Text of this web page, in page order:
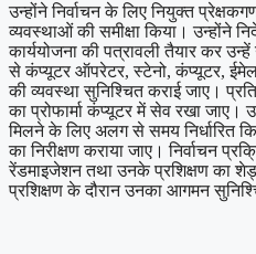
उन्होंने निर्वाचन के लिए नियुक्त
व्यवस्थाओं की समीक्षा किया। उन्होंने
कार्ययोजना की पत्रावली तैयार कर
से कंप्यूटर ऑपरेटर, स्टेनो, कंप्यूटर, ईमेल
की व्यवस्था सुनिश्चित कराई जाए।
का प्रोफार्मा कंप्यूटर में सेव रखा
मिलने के लिए अलग से समय निर्धारित
का निरीक्षण कराया जाए। निर्वाचन
रेंडमाइजेशन तथा उनके प्रशिक्षण का
प्रशिक्षण के दौरान उनका आगमन